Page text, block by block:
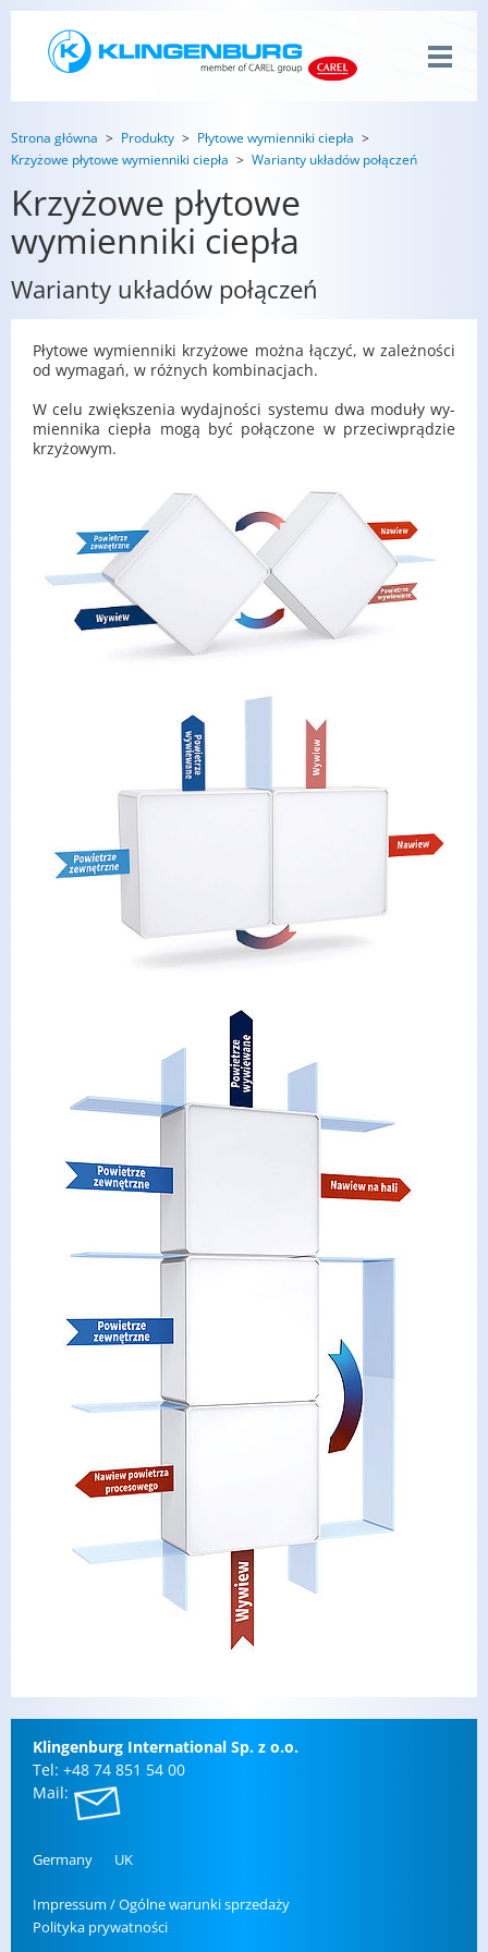
Strona główna Produkty
Płytowe wymienniki ciepła
Krzyżowe płytowe wymienniki ciepła
Warianty układów połączeń
Krzyżowe płytowe
wymienniki ciepła
Warianty układów połączeń
Pły­to­we wy­mien­ni­ki krzy­żo­we można łą­czyć, w za­leż­no­ści
od wy­ma­gań, w róż­nych kom­bi­na­cjach.
W celu zwięk­sze­nia wy­daj­no­ści sys­te­mu dwa mo­du­ły wy­
mien­ni­ka cie­pła mogą być po­łą­czo­ne w prze­ciw­prą­dzie
krzy­żo­wym.
Klin­gen­burg In­ter­na­tio­nal Sp. z o.o.
Tel: +48 74 851 54 00
Mail:
Ger­ma­ny UK
Im­pres­sum / Ogól­ne wa­run­ki sprze­da­ży
Po­li­ty­ka pry­wat­no­ści